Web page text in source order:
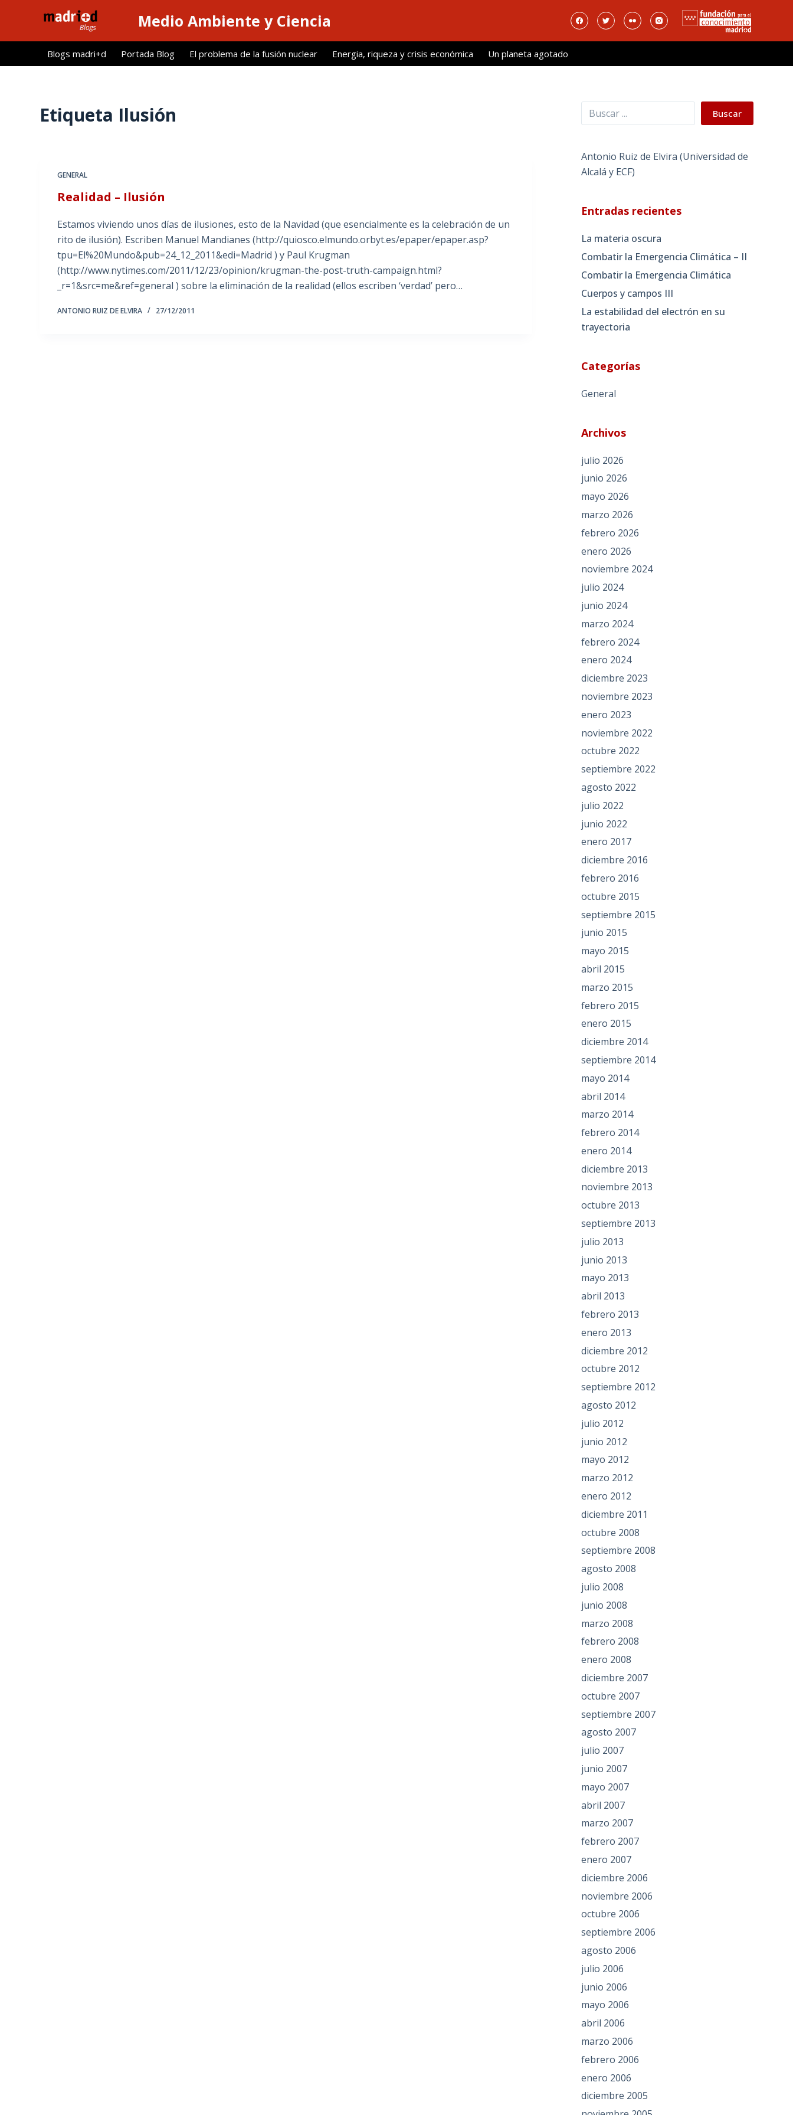
l
Medio Ambiente y Ciencia
Blogs madri+d Portada Blog El problema de la fusión nuclear Energia, riqueza y crisis económica Un planeta agotado
Etiqueta Ilusión
GENERAL
Realidad – Ilusión
Estamos viviendo unos días de ilusiones, esto de la Navidad (que esencialmente es la celebración de un
rito de ilusión). Escriben Manuel Mandianes (http://quiosco.elmundo.orbyt.es/epaper/epaper.asp?
tpu=El%20Mundo&pub=24_12_2011&edi=Madrid ) y Paul Krugman
(http://www.nytimes.com/2011/12/23/opinion/krugman-the-post-truth-campaign.html?
_r=1&src=me&ref=general ) sobre la eliminación de la realidad (ellos escriben ‘verdad’ pero…
ANTONIO RUIZ DE ELVIRA 27/12/2011
Buscar Buscar
Antonio Ruiz de Elvira (Universidad de
Alcalá y ECF)
Entradas recientes
La materia oscura
Combatir la Emergencia Climática – II
Combatir la Emergencia Climática
Cuerpos y campos III
La estabilidad del electrón en su
trayectoria
Categorías
General
Archivos
julio 2026
junio 2026
mayo 2026
marzo 2026
febrero 2026
enero 2026
noviembre 2024
julio 2024
junio 2024
marzo 2024
febrero 2024
enero 2024
diciembre 2023
noviembre 2023
enero 2023
noviembre 2022
octubre 2022
septiembre 2022
agosto 2022
julio 2022
junio 2022
enero 2017
diciembre 2016
febrero 2016
octubre 2015
septiembre 2015
junio 2015
mayo 2015
abril 2015
marzo 2015
febrero 2015
enero 2015
diciembre 2014
septiembre 2014
mayo 2014
abril 2014
marzo 2014
febrero 2014
enero 2014
diciembre 2013
noviembre 2013
octubre 2013
septiembre 2013
julio 2013
junio 2013
mayo 2013
abril 2013
febrero 2013
enero 2013
diciembre 2012
octubre 2012
septiembre 2012
agosto 2012
julio 2012
junio 2012
mayo 2012
marzo 2012
enero 2012
diciembre 2011
octubre 2008
septiembre 2008
agosto 2008
julio 2008
junio 2008
marzo 2008
febrero 2008
enero 2008
diciembre 2007
octubre 2007
septiembre 2007
agosto 2007
julio 2007
junio 2007
mayo 2007
abril 2007
marzo 2007
febrero 2007
enero 2007
diciembre 2006
noviembre 2006
octubre 2006
septiembre 2006
agosto 2006
julio 2006
junio 2006
mayo 2006
abril 2006
marzo 2006
febrero 2006
enero 2006
diciembre 2005